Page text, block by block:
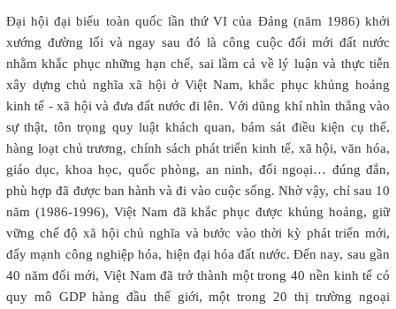
Đại hội đại biểu toàn quốc lần thứ VI của Đảng (năm 1986) khởi
xướng đường lối và ngay sau đó là công cuộc đổi mới đất nước
nhằm khắc phục những hạn chế, sai lầm cả về lý luận và thực tiễn
xây dựng chủ nghĩa xã hội ở Việt Nam, khắc phục khủng hoảng
kinh tế - xã hội và đưa đất nước đi lên. Với dũng khí nhìn thẳng vào
sự thật, tôn trọng quy luật khách quan, bám sát điều kiện cụ thể,
hàng loạt chủ trương, chính sách phát triển kinh tế, xã hội, văn hóa,
giáo dục, khoa học, quốc phòng, an ninh, đối ngoại… đúng đắn,
phù hợp đã được ban hành và đi vào cuộc sống. Nhờ vậy, chỉ sau 10
năm (1986-1996), Việt Nam đã khắc phục được khủng hoảng, giữ
vững chế độ xã hội chủ nghĩa và bước vào thời kỳ phát triển mới,
đẩy mạnh công nghiệp hóa, hiện đại hóa đất nước. Đến nay, sau gần
40 năm đổi mới, Việt Nam đã trở thành một trong 40 nền kinh tế có
quy mô GDP hàng đầu thế giới, một trong 20 thị trường ngoại